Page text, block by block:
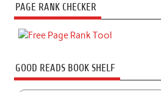
PAGE RANK CHECKER
GOOD READS BOOK SHELF